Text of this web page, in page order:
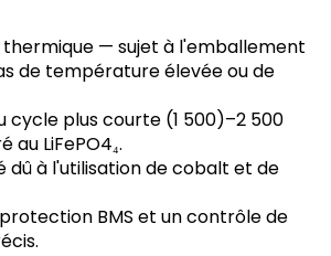
— sujet à l'emballement
de température élevée ou de
cycle plus courte (1 500)–2 500
au LiFePO4₄.
dû à l'utilisation de cobalt et de
BMS et un contrôle de